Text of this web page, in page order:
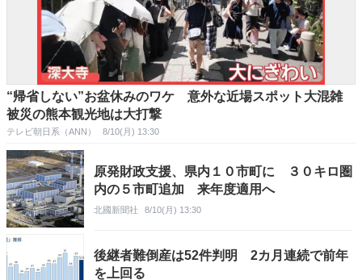
“帰省しない”お盆休みのワケ 意外な近場スポット大混雑
被災の熊本観光地は大打撃
テレビ朝日系（ANN） 8/10(月) 13:30
原発財政支援、県内１０市町に ３０キロ圏
内の５市町追加 来年度適用へ
北國新聞社 8/10(月) 13:30
後継者難倒産は52件判明 2カ月連続で前年
を上回る